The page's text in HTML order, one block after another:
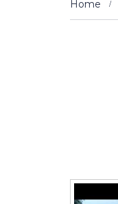
Home